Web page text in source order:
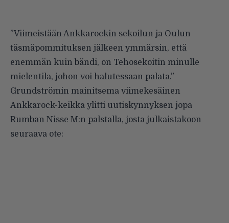
”Viimeistään Ankkarockin sekoilun ja Oulun
täsmäpommituksen jälkeen ymmärsin, että
enemmän kuin bändi, on Tehosekoitin minulle
mielentila, johon voi halutessaan palata.”
Grundströmin mainitsema viimekesäinen
Ankkarock-keikka ylitti uutiskynnyksen jopa
Rumban Nisse M:n palstalla, josta julkaistakoon
seuraava ote: